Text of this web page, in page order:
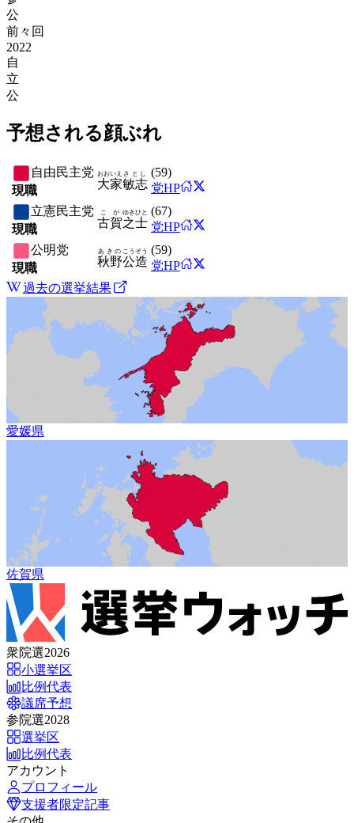
公
前々回
2022
自
立
公
予想される顔ぶれ
自由民主党
現職
大家
おおいえ
敏志
さとし (59)
党HP
立憲民主党
現職
古賀
こが
之士
ゆきひと (67)
党HP
公明党
現職
秋野
あきの
公造
こうぞう (59)
党HP
過去の選挙結果
愛媛県
佐賀県
衆院選2026
小選挙区
比例代表
議席予想
参院選2028
選挙区
比例代表
アカウント
プロフィール
支援者限定記事